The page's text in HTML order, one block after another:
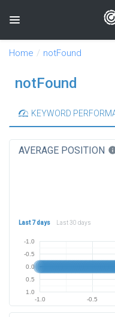
Toggle navigation
Home notFound
notFound
KEYWORD
AVERAGE POSITION
Last 7 days Last 30 days
-1.0 -0.5
-1.0
-0.5
0.0
0.5
1.0